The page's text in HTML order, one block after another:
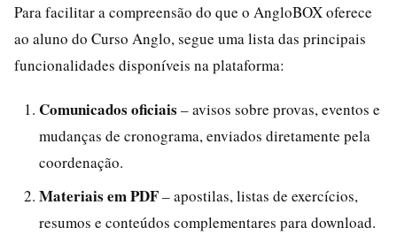
Para facilitar a compreensão do que o AngloBOX oferece
ao aluno do Curso Anglo, segue uma lista das principais
funcionalidades disponíveis na plataforma:
Comunicados oficiais – avisos sobre provas, eventos e
mudanças de cronograma, enviados diretamente pela
coordenação.
Materiais em PDF– apostilas, listas de exercícios,
resumos e conteúdos complementares para download.